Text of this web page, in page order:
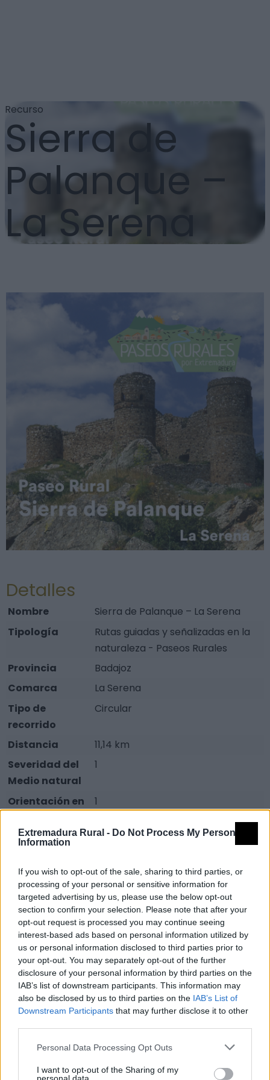
Extremadura Rural - Do Not Process My Personal
Information
If you wish to opt-out of the sale, sharing to third parties, or
processing of your personal or sensitive information for
targeted advertising by us, please use the below opt-out
section to confirm your selection. Please note that after your
opt-out request is processed you may continue seeing
interest-based ads based on personal information utilized by
us or personal information disclosed to third parties prior to
your opt-out. You may separately opt-out of the further
disclosure of your personal information by third parties on the
IAB’s list of downstream participants. This information may
also be disclosed by us to third parties on the IAB’s List of
Downstream Participants that may further disclose it to other
Personal Data Processing Opt Outs
I want to opt-out of the Sharing of my
Recurso
Sierra de
Palanque –
La Serena
Detalles
Nombre
Sierra de Palanque – La Serena
Tipología
Rutas guiadas y señalizadas en la
naturaleza - Paseos Rurales
Provincia
Badajoz
Comarca
La Serena
Tipo de
recorrido
Circular
Distancia
11,14 km
Severidad del
Medio natural
1
Orientación en
1
Dificultad en el
2
Cantidad de
Esfuerzo
3
Descripción
Este “Paseo Rural”, tendrá un recorrido de 11,14
kilómetros, el sendero discurre entre los municipios de
Peñalsordo y Capilla, sobre la Sierra del Palenque, en
la que compaginaremos patrimonio cultural,
patrimonio popular, naturaleza y paisaje.
fiesta que desde el siglo XVI se viene celebrando,
declarada actualmente de interés turístico regional y